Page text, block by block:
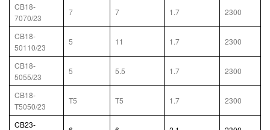
CB18-
7070/23
7 7 1.7 2300
CB18-
50110/23
5 11 1.7 2300
CB18-
5055/23
5 5.5 1.7 2300
CB18-
T5050/23
T5 T5 1.7 2300
CB23-